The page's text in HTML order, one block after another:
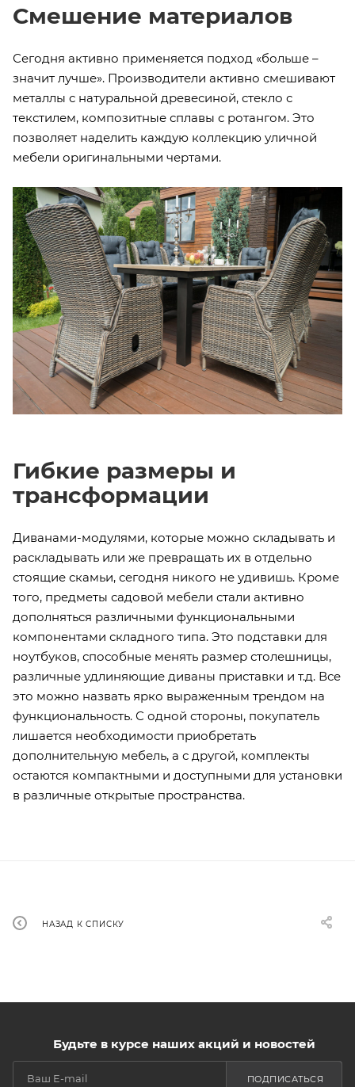
Смешение материалов
Сегодня активно применяется подход «больше –
значит лучше». Производители активно смешивают
металлы с натуральной древесиной, стекло с
текстилем, композитные сплавы с ротангом. Это
позволяет наделить каждую коллекцию уличной
мебели оригинальными чертами.
Гибкие размеры и
трансформации
Диванами-модулями, которые можно складывать и
раскладывать или же превращать их в отдельно
стоящие скамьи, сегодня никого не удивишь. Кроме
того, предметы садовой мебели стали активно
дополняться различными функциональными
компонентами складного типа. Это подставки для
ноутбуков, способные менять размер столешницы,
различные удлиняющие диваны приставки и т.д. Все
это можно назвать ярко выраженным трендом на
функциональность. С одной стороны, покупатель
лишается необходимости приобретать
дополнительную мебель, а с другой, комплекты
остаются компактными и доступными для установки
в различные открытые пространства.
НАЗАД К СПИСКУ
Будьте в курсе наших акций и новостей
ПОДПИСАТЬСЯ